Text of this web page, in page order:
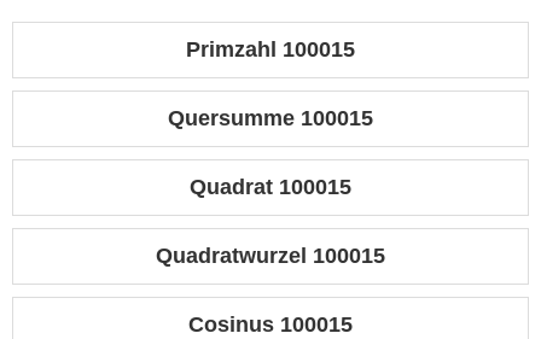
Primzahl 100015
Quersumme 100015
Quadrat 100015
Quadratwurzel 100015
Cosinus 100015